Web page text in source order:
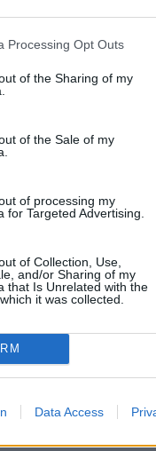
Processing Opt Outs
of the Sharing of my
of the Sale of my
of processing my
for Targeted Advertising.
of Collection, Use,
and/or Sharing of my
that Is Unrelated with the
it was collected.
Data Access
en $ 3.382
cargo al
Aguilar
de
de